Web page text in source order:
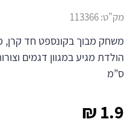
1.9
₪
מק"ט:113366
משחק מבוך בקונספט חד קרן,
ס”מ